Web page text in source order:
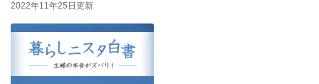
2022年11年25日更新